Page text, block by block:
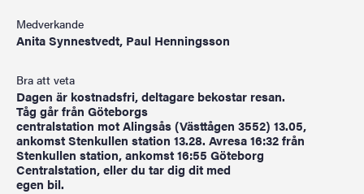
Medverkande
Anita Synnestvedt, Paul Henningsson
Bra att veta
Dagen är kostnadsfri, deltagare bekostar resan.
Tåg går från Göteborgs
centralstation mot Alingsås (Västtågen 3552) 13.05,
ankomst Stenkullen station 13.28. Avresa 16:32 från
Stenkullen station, ankomst 16:55 Göteborg
Centralstation, eller du tar dig dit med
egen bil.